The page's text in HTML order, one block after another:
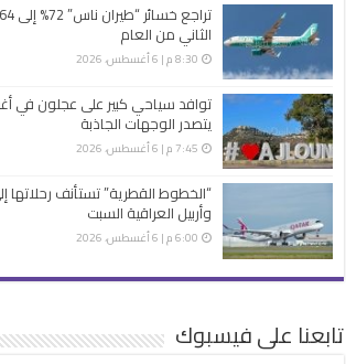
الثاني من العام
8:30 م | 6 أغسطس، 2026
توافد سياحي كبير على عجلون في
يتصدر الوجهات الجاذبة
7:45 م | 6 أغسطس، 2026
“الخطوط القطرية” تستأنف رحلاتها
وأربيل العراقية السبت
6:00 م | 6 أغسطس، 2026
تابعنا على فيسبوك